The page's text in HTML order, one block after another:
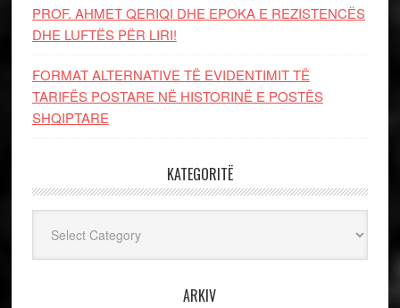
PROF. AHMET QERIQI DHE EPOKA E REZISTENCЁS
DHE LUFTЁS PЁR LIRI!
FORMAT ALTERNATIVE TË EVIDENTIMIT TË
TARIFËS POSTARE NË HISTORINË E POSTËS
SHQIPTARE
KATEGORITË
ARKIV